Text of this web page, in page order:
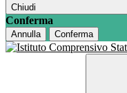
Chiudi
Conferma
Annulla Conferma